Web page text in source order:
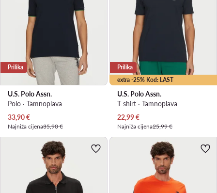
Prilika
U.S. Polo Assn.
Polo · Tamnoplava
Trenutna cijena
33,90€
Najniža cijena35,90 €
extra -25% Kod: LAST
Prilika
U.S. Polo Assn.
T-shirt · Tamnoplava
Trenutna cijena
22,99€
Najniža cijena25,99 €